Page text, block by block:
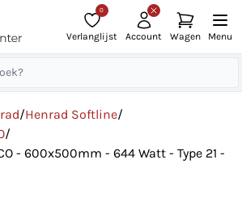
0
Verlanglijst Account Wagen Menu
/Henrad Softline/
/
- 600x500mm - 644 Watt - Type 21 -